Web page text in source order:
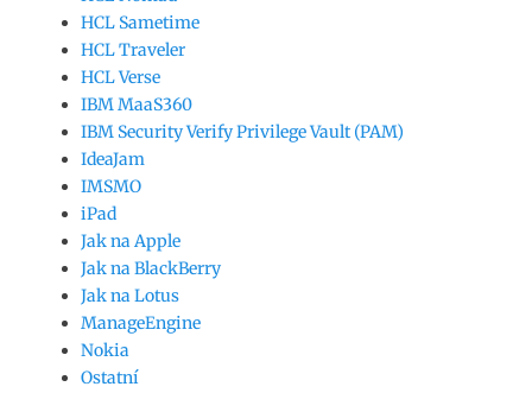
HCL Sametime
HCL Traveler
HCL Verse
IBM MaaS360
IBM Security Verify Privilege Vault (PAM)
IdeaJam
IMSMO
iPad
Jak na Apple
Jak na BlackBerry
Jak na Lotus
ManageEngine
Nokia
Ostatní